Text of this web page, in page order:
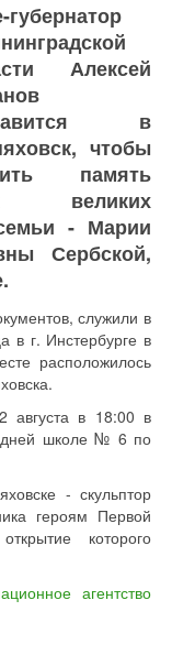
губернатор
Алексей
в
чтобы
память
великих
- Марии
Сербской,
служили в
в г. Инстербурге в
расположилось
августа в 18:00 в
школе № 6 по
- скульптор
героям Первой
которого
агентство